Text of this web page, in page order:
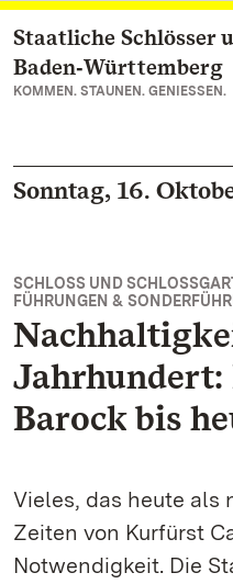
Zum Hauptinhalt
Staatliche Schlösser
Baden‑Württemberg
KOMMEN. STAUNEN. GENIESSEN.
Sonntag, 16.
SCHLOSS UND
FÜHRUNGEN &
Jahrhundert:
Barock bis
Vieles, das heute als
Zeiten von Kurfürst
Notwendigkeit. Die